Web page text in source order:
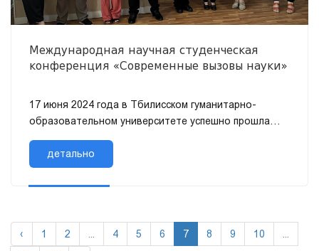
Международная научная студенческая
конференция «Современные вызовы науки»
17 июня 2024 года в Тбилисском гуманитарно-
образовательном университете успешно прошла
международная научная конференция студентов на
тему «Современные вызовы на...
детально
‹ 1 2 ... 4 5 6 7 8 9 10 ...